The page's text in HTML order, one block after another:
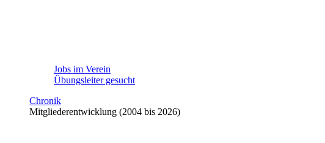
Jobs im Verein
Übungsleiter gesucht
Chronik
Mitgliederentwicklung (2004 bis 2026)